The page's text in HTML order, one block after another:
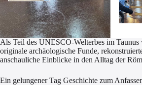
Als Teil des UNESCO-Welterbes im Taunus
originale archäologische Funde,
anschauliche Einblicke in den Alltag der
Ein gelungener Tag Geschichte zum